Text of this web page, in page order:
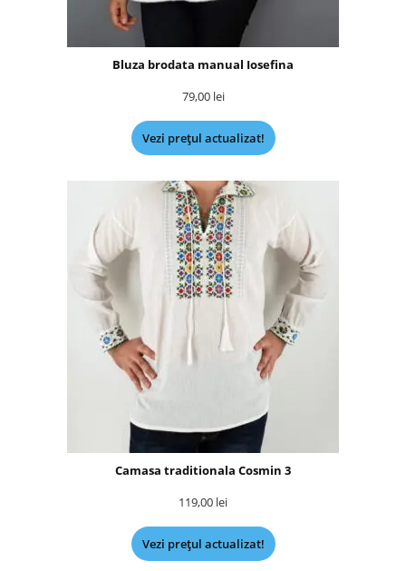
Bluza brodata manual Iosefina
79,00 lei
Vezi prețul actualizat!
Camasa traditionala Cosmin 3
119,00 lei
Vezi prețul actualizat!